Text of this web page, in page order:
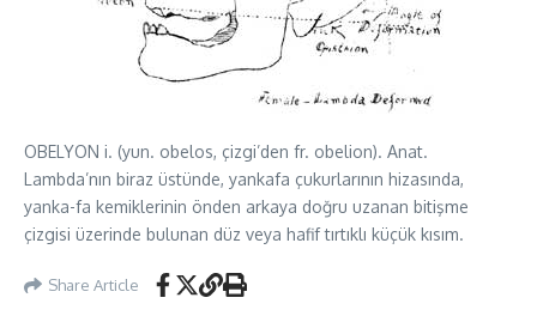
OBELYON i. (yun. obelos, çizgi’den fr. obelion). Anat.
Lambda’nın biraz üstünde, yankafa çukurlarının hizasında,
yanka-fa kemiklerinin önden arkaya doğru uzanan bitişme
çizgisi üzerinde bulunan düz veya hafif tırtıklı küçük kısım.
Share Article